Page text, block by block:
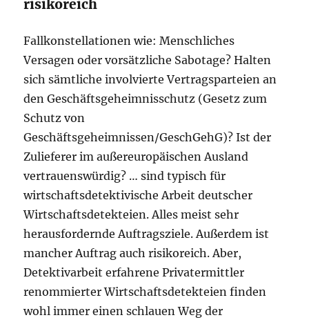
risikoreich
Fallkonstellationen wie: Menschliches
Versagen oder vorsätzliche Sabotage? Halten
sich sämtliche involvierte Vertragsparteien an
den Geschäftsgeheimnisschutz (Gesetz zum
Schutz von
Geschäftsgeheimnissen/GeschGehG)? Ist der
Zulieferer im außereuropäischen Ausland
vertrauenswürdig? … sind typisch für
wirtschaftsdetektivische Arbeit deutscher
Wirtschaftsdetekteien. Alles meist sehr
herausfordernde Auftragsziele. Außerdem ist
mancher Auftrag auch risikoreich. Aber,
Detektivarbeit erfahrene Privatermittler
renommierter Wirtschaftsdetekteien finden
wohl immer einen schlauen Weg der